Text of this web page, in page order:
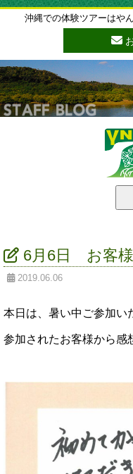
沖縄での体験ツアーはや
6月6日 お客
2019.06.06
本日は、暑い中ご参加い
参加されたお客様から感